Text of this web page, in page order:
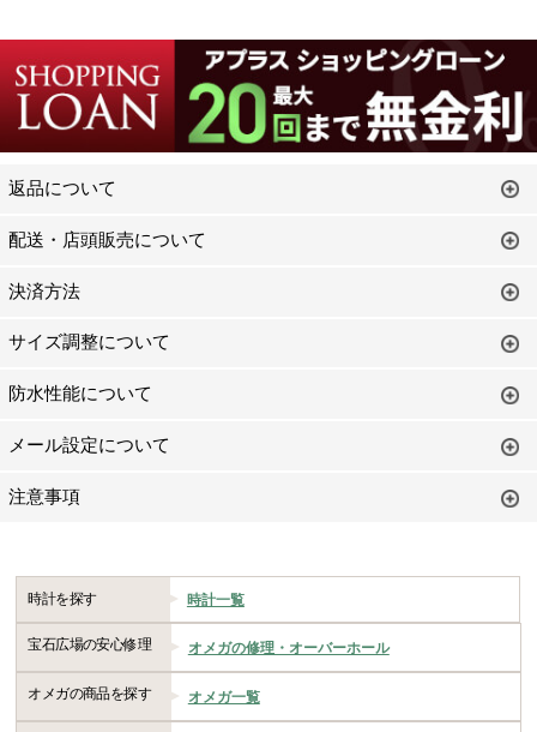
返品について
配送・店頭販売について
決済方法
サイズ調整について
防水性能について
メール設定について
注意事項
時計を探す 時計一覧
宝石広場の安心修理 オメガの修理・オーバーホール
オメガの商品を探す オメガ一覧